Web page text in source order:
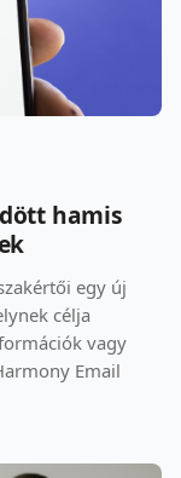
hamis
egy új
célja
vagy
Email